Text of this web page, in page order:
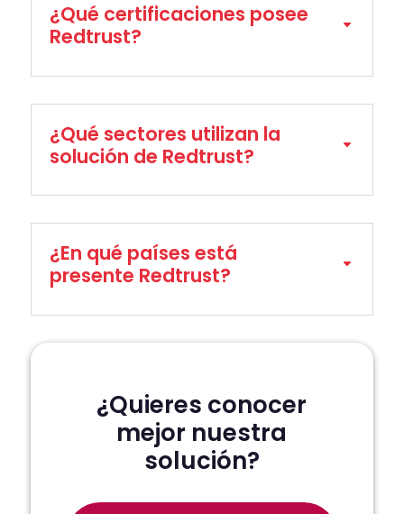
¿Qué certificaciones posee
Redtrust?
¿Qué sectores utilizan la
solución de Redtrust?
¿En qué países está
presente Redtrust?
¿Quieres conocer
mejor nuestra
solución?